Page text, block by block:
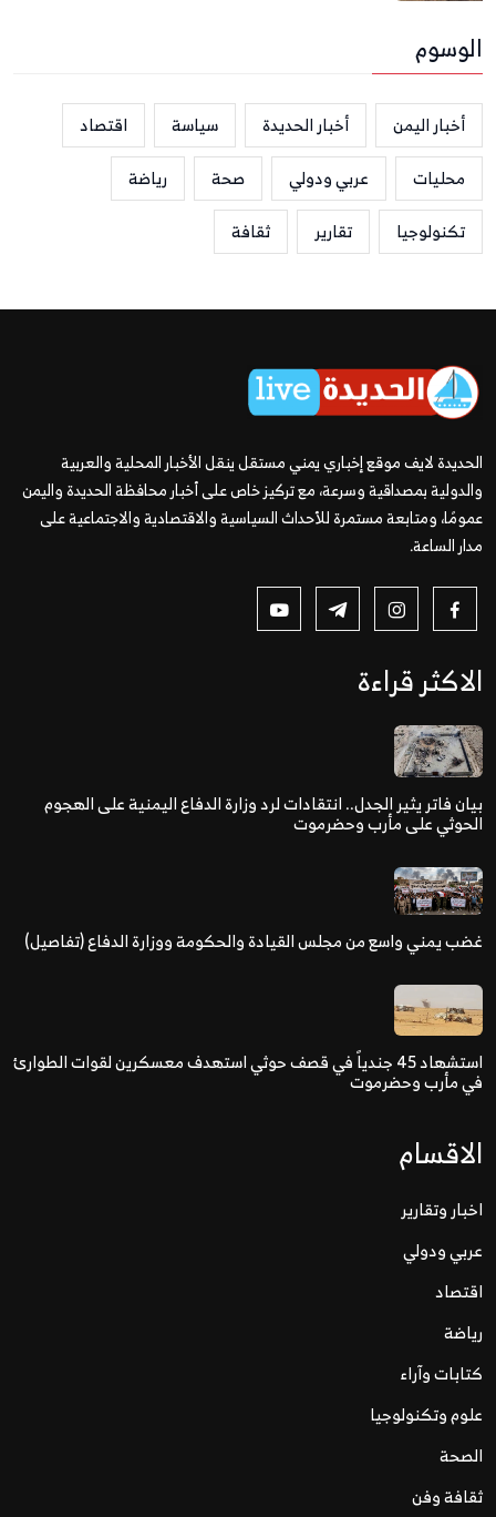
الوسوم
أخبار اليمن أخبار الحديدة سياسة
اقتصاد
محليات
عربي ودولي صحة
رياضة
تكنولوجيا
تقارير ثقافة
الحديدة لايف موقع إخباري يمني مستقل ينقل الأخبار المحلية والعربية
والدولية بمصداقية وسرعة، مع تركيز خاص على أخبار محافظة الحديدة واليمن
عمومًا، ومتابعة مستمرة للأحداث السياسية والاقتصادية والاجتماعية على
مدار الساعة.
الاكثر قراءة
بيان فاتر يثير الجدل.. انتقادات لرد وزارة الدفاع اليمنية على الهجوم
الحوثي على مأرب وحضرموت
غضب يمني واسع من مجلس القيادة والحكومة ووزارة الدفاع (تفاصيل)
استشهاد 45 جندياً في قصف حوثي استهدف معسكرين لقوات الطوارئ
في مأرب وحضرموت
الاقسام
اخبار وتقارير
عربي ودولي
اقتصاد
رياضة
كتابات وآراء
علوم وتكنولوجيا
الصحة
ثقافة وفن